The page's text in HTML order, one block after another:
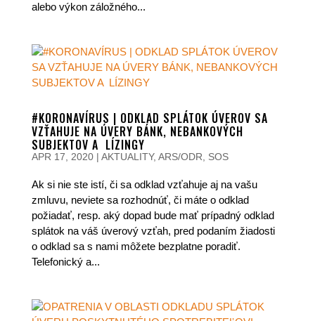
alebo výkon záložného...
#KORONAVÍRUS | ODKLAD SPLÁTOK ÚVEROV SA
VZŤAHUJE NA ÚVERY BÁNK, NEBANKOVÝCH
SUBJEKTOV A LÍZINGY
APR 17, 2020| AKTUALITY, ARS/ODR SOS
Ak si nie ste istí, či sa odklad vzťahuje aj na vašu
zmluvu, neviete sa rozhodnúť, či máte o odklad
požiadať, resp. aký dopad bude mať prípadný odklad
splátok na váš úverový vzťah, pred podaním žiadosti
o odklad sa s nami môžete bezplatne poradiť.
Telefonický a...